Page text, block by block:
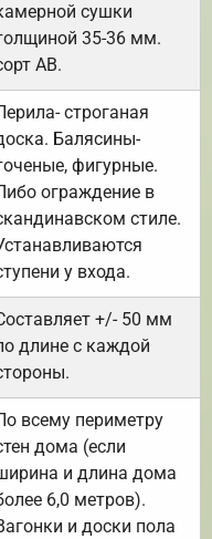
сушки
35-36 мм.
АВ.
строганая
Балясины-
фигурные.
ограждение в
стиле.
у входа.
+/- 50 мм
длине с каждой
всему периметру
дома (если
и длина дома
6,0 метров).
и доски пола